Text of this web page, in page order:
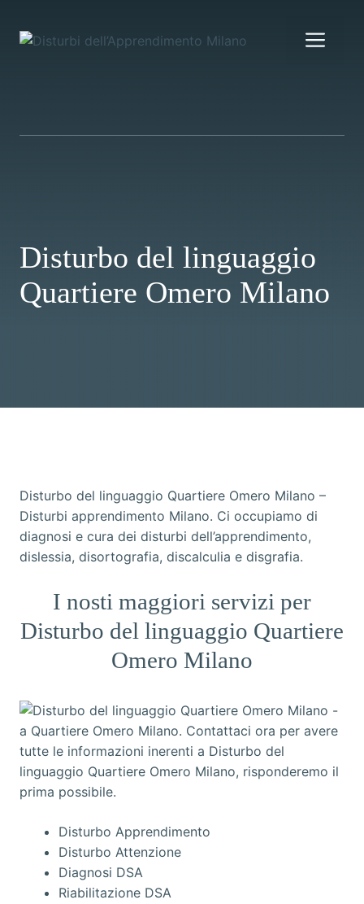
contenuto
Disturbo del linguaggio
Quartiere Omero Milano
Disturbo del linguaggio Quartiere Omero Milano –
Disturbi apprendimento Milano. Ci occupiamo di
diagnosi e cura dei disturbi dell’apprendimento,
dislessia, disortografia, discalculia e disgrafia.
I nosti maggiori servizi per
Disturbo del linguaggio Quartiere
Omero Milano
Disturbo Apprendimento
Disturbo Attenzione
Diagnosi DSA
Riabilitazione DSA